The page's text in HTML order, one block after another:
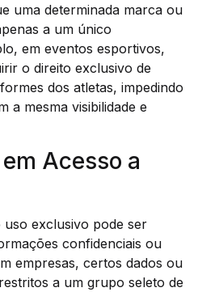
uma determinada marca ou
a um único
em eventos esportivos,
o direito exclusivo de
dos atletas, impedindo
a mesma visibilidade e
Acesso a
uso exclusivo pode ser
confidenciais ou
empresas, certos dados ou
a um grupo seleto de